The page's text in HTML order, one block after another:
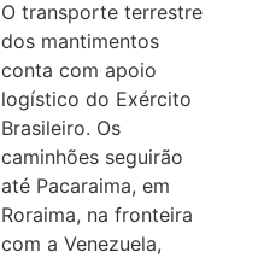
O transporte terrestre
dos mantimentos
conta com apoio
logístico do Exército
Brasileiro. Os
caminhões seguirão
até Pacaraima, em
Roraima, na fronteira
com a Venezuela,